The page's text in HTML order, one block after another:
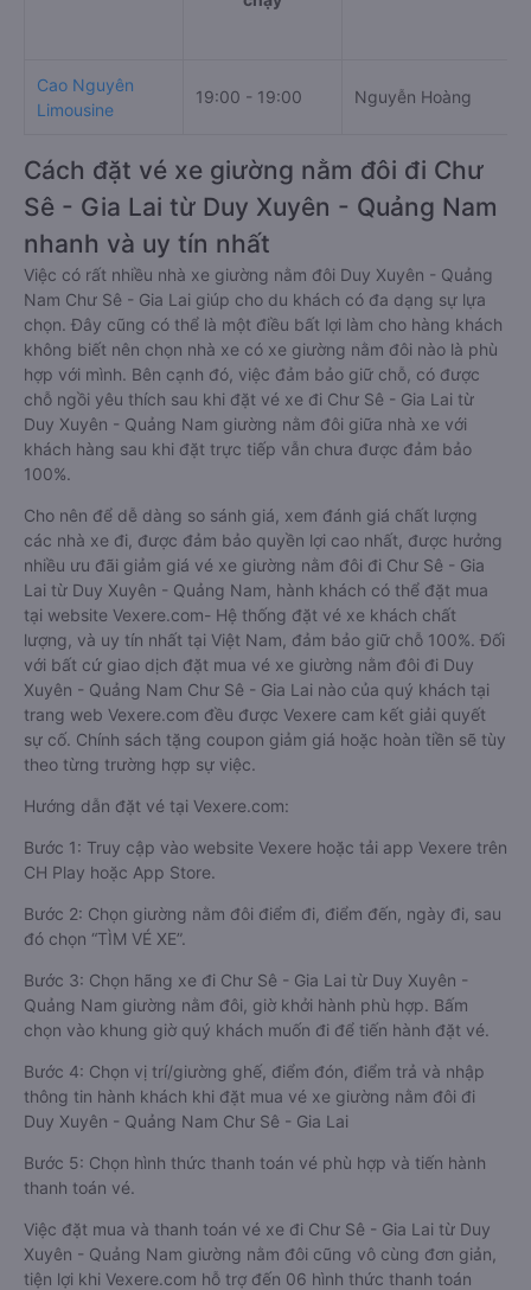
Cao Nguyên
Limousine
19:00 - 19:00 Nguyễn Hoàng
Cách đặt vé xe giường nằm đôi đi Chư
Sê - Gia Lai từ Duy Xuyên - Quảng Nam
nhanh và uy tín nhất
Việc có rất nhiều nhà xe giường nằm đôi Duy Xuyên - Quảng
Nam Chư Sê - Gia Lai giúp cho du khách có đa dạng sự lựa
chọn. Đây cũng có thể là một điều bất lợi làm cho hàng khách
không biết nên chọn nhà xe có xe giường nằm đôi nào là phù
hợp với mình. Bên cạnh đó, việc đảm bảo giữ chỗ, có được
chỗ ngồi yêu thích sau khi đặt vé xe đi Chư Sê - Gia Lai từ
Duy Xuyên - Quảng Nam giường nằm đôi giữa nhà xe với
khách hàng sau khi đặt trực tiếp vẫn chưa được đảm bảo
100%.
Cho nên để dễ dàng so sánh giá, xem đánh giá chất lượng
các nhà xe đi, được đảm bảo quyền lợi cao nhất, được hưởng
nhiều ưu đãi giảm giá vé xe giường nằm đôi đi Chư Sê - Gia
Lai từ Duy Xuyên - Quảng Nam, hành khách có thể đặt mua
tại website Vexere.com- Hệ thống đặt vé xe khách chất
lượng, và uy tín nhất tại Việt Nam, đảm bảo giữ chỗ 100%. Đối
với bất cứ giao dịch đặt mua vé xe giường nằm đôi đi Duy
Xuyên - Quảng Nam Chư Sê - Gia Lai nào của quý khách tại
trang web Vexere.com đều được Vexere cam kết giải quyết
sự cố. Chính sách tặng coupon giảm giá hoặc hoàn tiền sẽ tùy
theo từng trường hợp sự việc.
Hướng dẫn đặt vé tại Vexere.com:
Bước 1: Truy cập vào website Vexere hoặc tải app Vexere trên
CH Play hoặc App Store.
Bước 2: Chọn giường nằm đôi điểm đi, điểm đến, ngày đi, sau
đó chọn “TÌM VÉ XE”.
Bước 3: Chọn hãng xe đi Chư Sê - Gia Lai từ Duy Xuyên -
Quảng Nam giường nằm đôi, giờ khởi hành phù hợp. Bấm
chọn vào khung giờ quý khách muốn đi để tiến hành đặt vé.
Bước 4: Chọn vị trí/giường ghế, điểm đón, điểm trả và nhập
thông tin hành khách khi đặt mua vé xe giường nằm đôi đi
Duy Xuyên - Quảng Nam Chư Sê - Gia Lai
Bước 5: Chọn hình thức thanh toán vé phù hợp và tiến hành
thanh toán vé.
Việc đặt mua và thanh toán vé xe đi Chư Sê - Gia Lai từ Duy
Xuyên - Quảng Nam giường nằm đôi cũng vô cùng đơn giản,
tiện lợi khi Vexere.com hỗ trợ đến 06 hình thức thanh toán